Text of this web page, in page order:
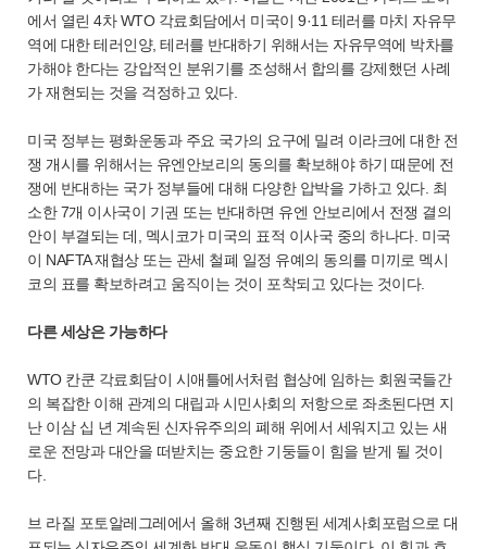
에서 열린 4차 WTO 각료회담에서 미국이 9·11 테러를 마치 자유무
역에 대한 테러인양, 테러를 반대하기 위해서는 자유무역에 박차를
가해야 한다는 강압적인 분위기를 조성해서 합의를 강제했던 사례
가 재현되는 것을 걱정하고 있다.
미국 정부는 평화운동과 주요 국가의 요구에 밀려 이라크에 대한 전
쟁 개시를 위해서는 유엔안보리의 동의를 확보해야 하기 때문에 전
쟁에 반대하는 국가 정부들에 대해 다양한 압박을 가하고 있다. 최
소한 7개 이사국이 기권 또는 반대하면 유엔 안보리에서 전쟁 결의
안이 부결되는 데, 멕시코가 미국의 표적 이사국 중의 하나다. 미국
이 NAFTA 재협상 또는 관세 철폐 일정 유예의 동의를 미끼로 멕시
코의 표를 확보하려고 움직이는 것이 포착되고 있다는 것이다.
다른 세상은 가능하다
WTO 칸쿤 각료회담이 시애틀에서처럼 협상에 임하는 회원국들간
의 복잡한 이해 관계의 대립과 시민사회의 저항으로 좌초된다면 지
난 이삼 십 년 계속된 신자유주의의 폐해 위에서 세워지고 있는 새
로운 전망과 대안을 떠받치는 중요한 기둥들이 힘을 받게 될 것이
다.
브 라질 포토알레그레에서 올해 3년째 진행된 세계사회포럼으로 대